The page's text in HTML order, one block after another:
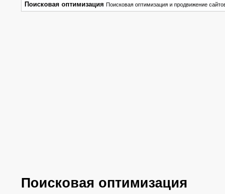
Поисковая оптимизация Поисковая оптимизация и продвижение
Поисковая оптимизация